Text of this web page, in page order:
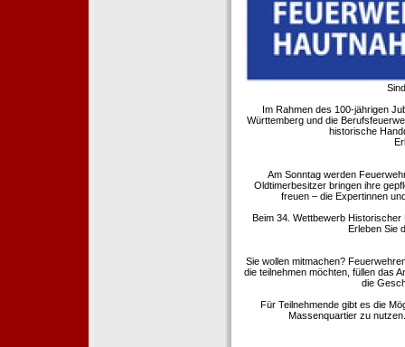
Im Rahmen des 100-jährigen
Württemberg und die
historische
Am Sonntag werden
Oldtimerbesitzer bringen ihre
freuen – die Expertinnen
Beim 34. Wettbewerb
Erleben Sie
Sie wollen mitmachen?
die teilnehmen möchten, füllen das
die
Für Teilnehmende gibt es die
Massenquartier zu